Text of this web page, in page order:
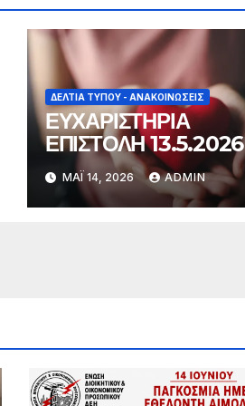
ΔΕΛΤΊΑ ΤΎΠΟΥ - ΑΝΑΚΟΙΝΏΣΕΙΣ
ΕΥΧΑΡΙΣΤΗΡΙΑ
ΕΠΙΣΤΟΛΗ 13.5.2026
ΜΆΙ 14, 2026 ADMIN